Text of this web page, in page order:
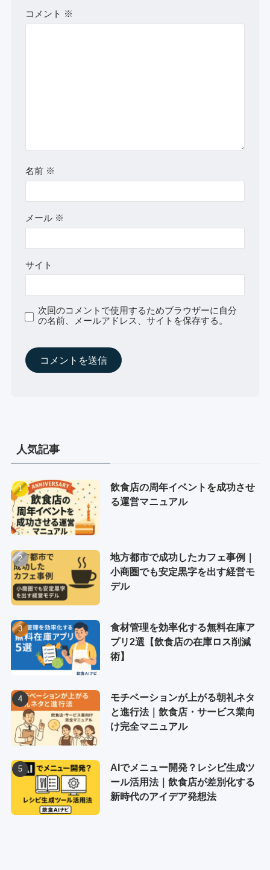
コメント ※
名前 ※
メール ※
サイト
次回のコメントで使用するためブラウザーに自分
の名前、メールアドレス、サイトを保存する。
人気記事
飲食店の周年イベントを成功させ
る運営マニュアル
地方都市で成功したカフェ事例｜
小商圏でも安定黒字を出す経営モ
デル
食材管理を効率化する無料在庫ア
プリ2選【飲食店の在庫ロス削減
術】
モチベーションが上がる朝礼ネタ
と進行法｜飲食店・サービス業向
け完全マニュアル
AIでメニュー開発？レシピ生成ツ
ール活用法｜飲食店が差別化する
新時代のアイデア発想法